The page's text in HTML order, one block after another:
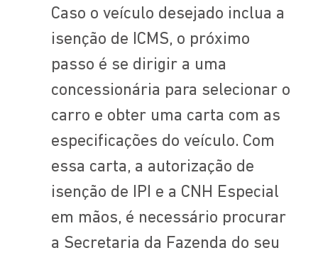
Caso o veículo desejado inclua a
isenção de ICMS, o próximo
passo é se dirigir a uma
concessionária para selecionar o
carro e obter uma carta com as
especificações do veículo. Com
essa carta, a autorização de
isenção de IPI e a CNH Especial
em mãos, é necessário procurar
a Secretaria da Fazenda do seu